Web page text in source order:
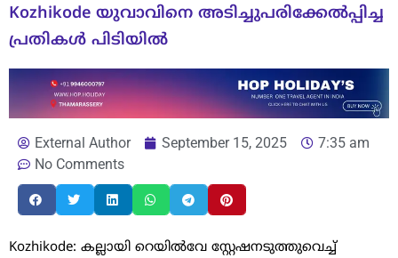
Kozhikode യുവാവിനെ അടിച്ചുപരിക്കേൽപ്പിച്ച
പ്രതികൾ പിടിയിൽ
External Author September 15, 2025
7:35 am
No Comments
Kozhikode: കല്ലായി റെയിൽവേ സ്റ്റേഷനടുത്തുവെച്ച്